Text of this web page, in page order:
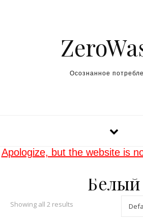
Осознанное
Apologize, but the website is
Белый
Showing all 2 results